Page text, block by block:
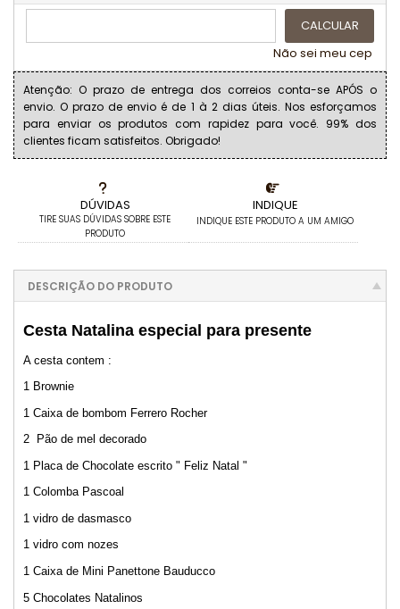
DÚVIDAS
TIRE SUAS DÚVIDAS SOBRE ESTE
PRODUTO
INDIQUE
INDIQUE ESTE PRODUTO A UM AMIGO
CALCULAR
Não sei meu cep
Atenção: O prazo de entrega dos correios conta-se APÓS o
envio. O prazo de envio é de 1 à 2 dias úteis. Nos esforçamos
para enviar os produtos com rapidez para você. 99% dos
clientes ficam satisfeitos. Obrigado!
DESCRIÇÃO DO PRODUTO
Cesta Natalina especial para presente
A cesta contem :
1 Brownie
1 Caixa de bombom Ferrero Rocher
2 Pão de mel decorado
1 Placa de Chocolate escrito " Feliz Natal "
1 Colomba Pascoal
1 vidro de dasmasco
1 vidro com nozes
1 Caixa de Mini Panettone Bauducco
5 Chocolates Natalinos